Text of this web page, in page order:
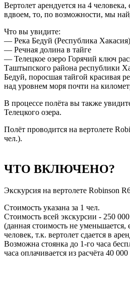
Вертолет арендуется на 4
вдвоем, то, по возможности, мы
Что вы увидите:
— Река Бедуй (Республика Хакасия)
— Речная долина в тайге
— Телецкое озеро Горячий ключ
Таштыпского района республики
Бедуй, поросшая тайгой красивая
над уровнем моря почти на
В процессе полёта вы также
Телецкого озера.
Полёт проводится на вертолете
чел.).
ЧТО ВКЛЮЧЕНО?
Экскурсия на вертолете Robinson
Стоимость указана за 1 чел.
Стоимость всей экскурсии - 250
(данная стоимость не
человек, т.к. вертолет сдается в
Возможна стоянка до 1-го часа
часа оплачивается из расчёта 40